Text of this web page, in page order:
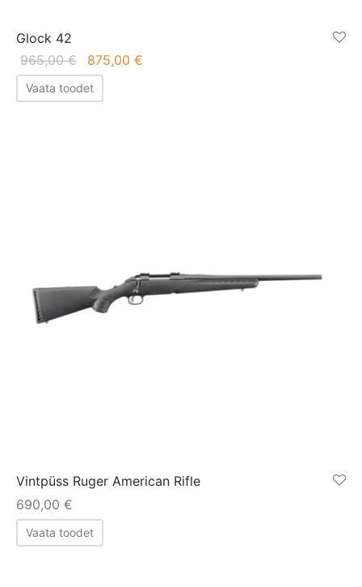
Glock 42
965,00€
Algne
hind oli:
965,00 €.
875,00 €
Vaata toodet
Vintpüss Ruger American Rifle
690,00 €
Vaata toodet